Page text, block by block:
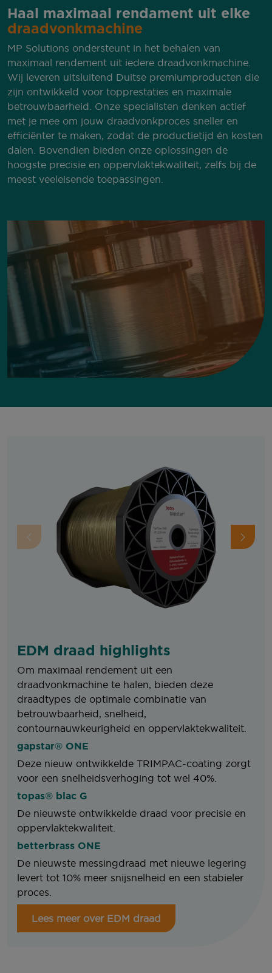
Haal maximaal rendament uit elke
draadvonkmachine
MP Solutions ondersteunt in het behalen van
maximaal rendement uit iedere draadvonkmachine.
Wij leveren uitsluitend Duitse premiumproducten die
zijn ontwikkeld voor topprestaties en maximale
betrouwbaarheid. Onze specialisten denken actief
met je mee om jouw draadvonkproces sneller en
efficiënter te maken, zodat de productietijd én kosten
dalen. Bovendien bieden onze oplossingen de
hoogste precisie en oppervlaktekwaliteit, zelfs bij de
meest veeleisende toepassingen.
EDM draad highlights
Om maximaal rendement uit een
draadvonkmachine te halen, bieden deze
draadtypes de optimale combinatie van
betrouwbaarheid, snelheid,
contournauwkeurigheid en oppervlaktekwaliteit.
gapstar® ONE
Deze nieuw ontwikkelde TRIMPAC-coating zorgt
voor een snelheidsverhoging tot wel 40%.
topas® blac G
De nieuwste ontwikkelde draad voor precisie en
oppervlaktekwaliteit.
betterbrass ONE
De nieuwste messingdraad met nieuwe legering
levert tot 10% meer snijsnelheid en een stabieler
proces.
Lees meer over EDM draad